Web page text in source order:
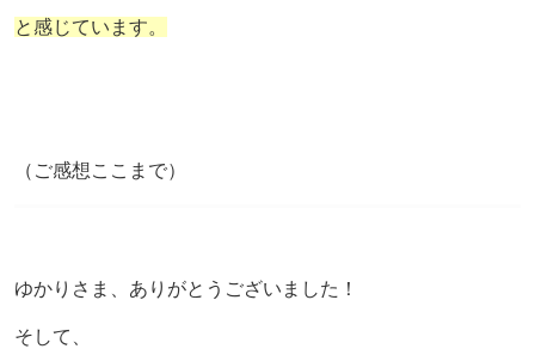
と感じています。
（ご感想ここまで）
ゆかりさま、ありがとうございました！
そして、